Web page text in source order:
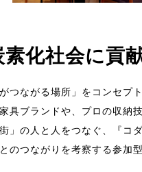
素化社会に
つながる場所」をコンセ
具ブランドや、プロの収納
」の人と人をつなぐ、『コ
のつながりを考察する参加